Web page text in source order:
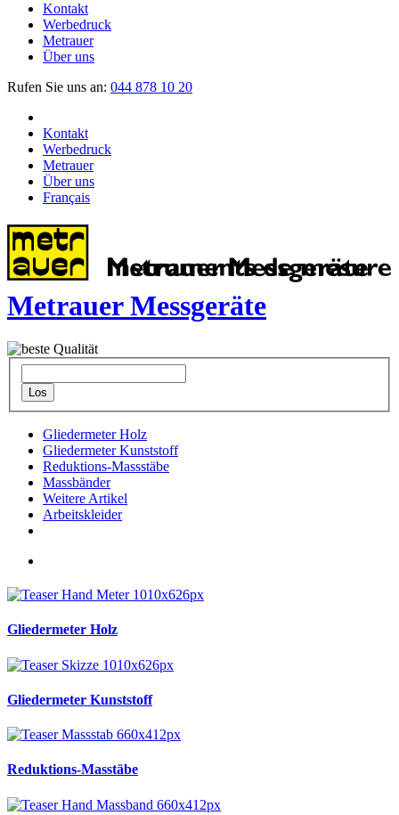
Kontakt
Werbedruck
Metrauer
Über uns
Rufen Sie uns an: 044 878 10 20
Kontakt
Werbedruck
Metrauer
Über uns
Français
Metrauer Messgeräte
Gliedermeter Holz
Gliedermeter Kunststoff
Reduktions-Massstäbe
Massbänder
Weitere Artikel
Arbeitskleider
Gliedermeter Holz
Gliedermeter Kunststoff
Reduktions-Masstäbe